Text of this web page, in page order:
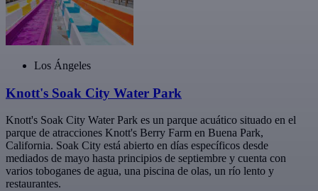
Los Ángeles
Knott's Soak City Water Park
Knott's Soak City Water Park es un parque acuático situado en el
parque de atracciones Knott's Berry Farm en Buena Park,
California. Soak City está abierto en días específicos desde
mediados de mayo hasta principios de septiembre y cuenta con
varios toboganes de agua, una piscina de olas, un río lento y
restaurantes.